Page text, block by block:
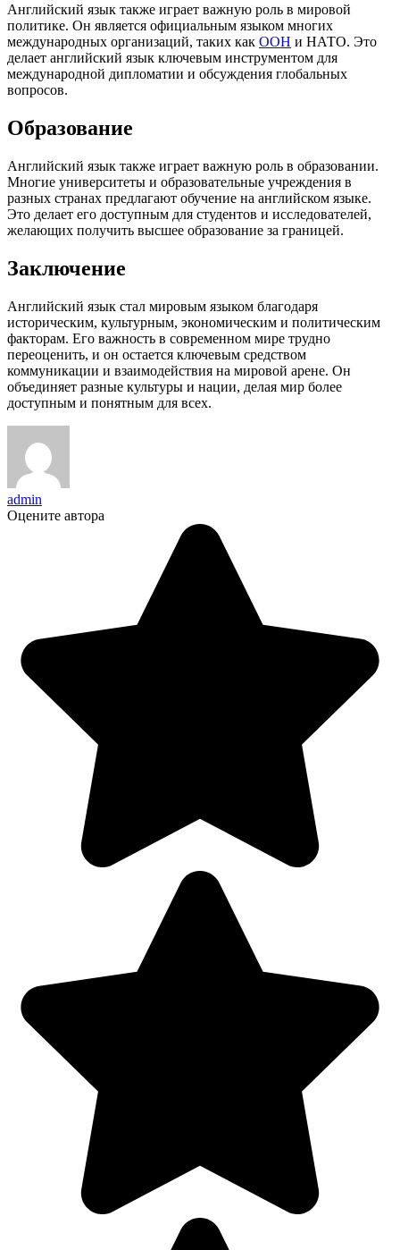
Английский язык также играет важную роль в мировой
политике. Он является официальным языком многих
международных организаций, таких как ООН и НАТО. Это
делает английский язык ключевым инструментом для
международной дипломатии и обсуждения глобальных
вопросов.
Образование
Английский язык также играет важную роль в образовании.
Многие университеты и образовательные учреждения в
разных странах предлагают обучение на английском языке.
Это делает его доступным для студентов и исследователей,
желающих получить высшее образование за границей.
Заключение
Английский язык стал мировым языком благодаря
историческим, культурным, экономическим и политическим
факторам. Его важность в современном мире трудно
переоценить, и он остается ключевым средством
коммуникации и взаимодействия на мировой арене. Он
объединяет разные культуры и нации, делая мир более
доступным и понятным для всех.
admin
Оцените автора